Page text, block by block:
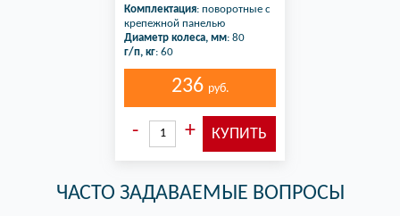
Комплектация: поворотные с
крепежной панелью
Диаметр колеса, мм: 80
г/п, кг: 60
236 руб.
ЧАСТО ЗАДАВАЕМЫЕ ВОПРОСЫ